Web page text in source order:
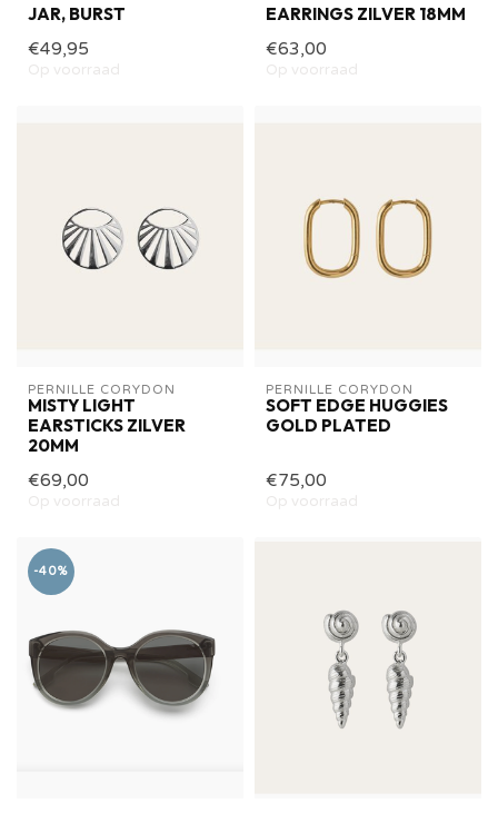
JAR, BURST
€49,95
Op voorraad
EARRINGS ZILVER 18MM
€63,00
Op voorraad
PERNILLE CORYDON
MISTY LIGHT
EARSTICKS ZILVER
20MM
€69,00
Op voorraad
PERNILLE CORYDON
SOFT EDGE HUGGIES
GOLD PLATED
€75,00
Op voorraad
-40%